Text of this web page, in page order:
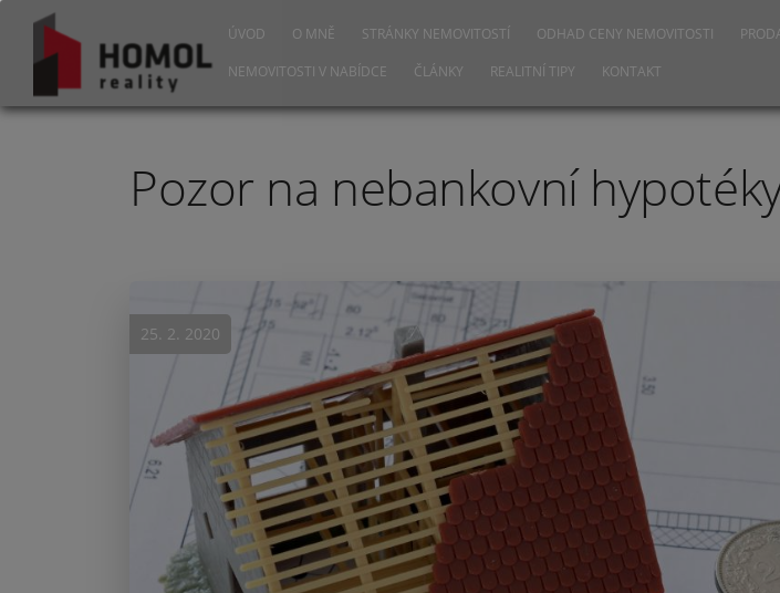
ÚVOD O MNĚ STRÁNKY NEMOVITOSTÍ ODHAD CENY NEMOVITOSTI
NEMOVITOSTI V NABÍDCE
ČLÁNKY REALITNÍ TIPY KONTAKT
Pozor na nebankovní
25. 2. 2020